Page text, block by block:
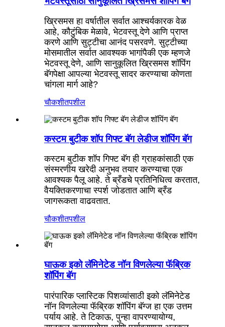
ख्रिसमस हा वर्षातील सर्वात आश्चर्यकारक वेळ
आहे, कौटुंबिक मेळावे, भेटवस्तू देणे आणि प्राप्त
करणे आणि सुट्टीचा आनंद पसरवणे. सुट्टीच्या
मोसमातील सर्वात आवश्यक भागांपैकी एक म्हणजे
भेटवस्तू देणे, आणि सानुकूलित ख्रिसमस शॉपिंग
बॅगपेक्षा आपल्या भेटवस्तू सादर करण्याचा कोणता
चांगला मार्ग आहे?
चौकशीतपशील
कस्टम बुटीक शॉप गिफ्ट बॅग लेडीज शॉपिंग बॅग
कस्टम बुटीक शॉप गिफ्ट बॅग ही ग्राहकांसाठी एक
संस्मरणीय खरेदी अनुभव तयार करण्याचा एक
आवश्यक पैलू आहे. ते ब्रँडचे प्रतिनिधित्व करतात,
वैयक्तिकरणाचा स्पर्श जोडतात आणि ब्रँड
जागरूकता वाढवतात.
चौकशीतपशील
घाऊक इको लॅमिनेटेड नॉन विणलेल्या फॅब्रिक
शॉपिंग बॅग
पारंपारिक प्लास्टिक पिशव्यांसाठी इको लॅमिनेटेड
नॉन विणलेल्या फॅब्रिक शॉपिंग बॅग्ज हा एक उत्तम
पर्याय आहे. ते टिकाऊ, पुन्हा वापरण्यायोग्य,